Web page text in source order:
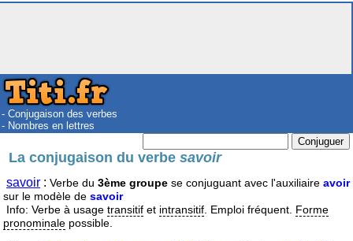
- Conjugaison des verbes
- Nombres en lettres
La conjugaison du verbesavoir
savoir : Verbe du 3ème groupe se conjuguant avec l'auxiliaire avoir
sur le modèle de savoir
Info: Verbe à usage transitif et intransitif . Emploi fréquent. Forme
pronominale possible.